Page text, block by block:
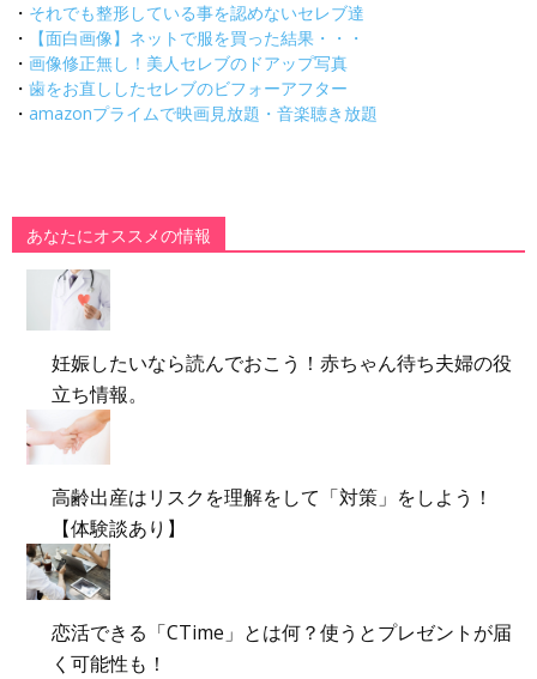
・ それでも整形している事を認めないセレブ達
・
【面白画像】ネットで服を買った結果・・・
・ 画像修正無し！美人セレブのドアップ写真
・ 歯をお直ししたセレブのビフォーアフター
・ amazonプライムで映画見放題・音楽聴き放題
あなたにオススメの情報
妊娠したいなら読んでおこう！赤ちゃん待ち夫婦の役
立ち情報。
高齢出産はリスクを理解をして「対策」をしよう！
【体験談あり】
恋活できる「CTime」とは何？使うとプレゼントが届
く可能性も！